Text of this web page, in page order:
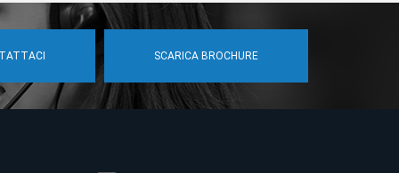
SCARICA BROCHURE